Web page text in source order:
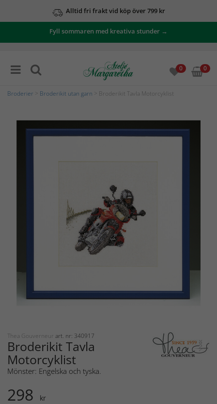
Alltid fri frakt vid köp över 799 kr
Fyll sommaren med kreativa stunder →
0 0
Broderier Broderikit utan garn > Broderikit Tavla Motorcyklist
Thea Gouverneur art. nr: 340917
Broderikit Tavla
Motorcyklist
Mönster: Engelska och tyska.
298 kr